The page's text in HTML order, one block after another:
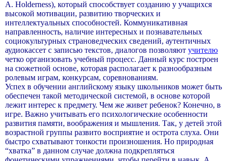
A. Holderness), который способствует созданию у учащихся
высокой мотивации, развитию творческих и
интеллектуальных способностей. Коммуникативная
направленность, наличие интересных и познавательных
социокультурных страноведческих сведений, аутентичных
аудиокассет с записью текстов, диалогов позволяют учителю
четко организовать учебный процесс. Данный курс построен
на сюжетной основе, которая располагает к разнообразным
ролевым играм, конкурсам, соревнованиям.
Успех в обучении английскому языку школьников может быть
обеспечен такой методической системой, в основе которой
лежит интерес к предмету. Чем же живет ребенок? Конечно, в
игре. Важно учитывать его психологические особенности
развития памяти, воображения и мышления. Так, у детей этой
возрастной группы развито восприятие и острота слуха. Они
быстро схватывают тонкости произношения. Но природная
“хватка” в данном случае должна подкрепляться